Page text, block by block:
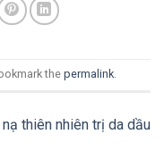
the permalink
nạ thiên nhiên trị da dầu